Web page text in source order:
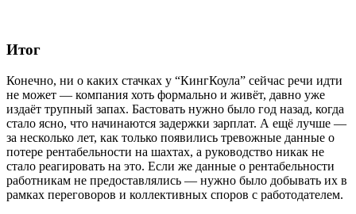
Итог
Конечно, ни о каких стачках у “КингКоула” сейчас речи идти
не может — компания хоть формально и живёт, давно уже
издаёт трупный запах. Бастовать нужно было год назад, когда
стало ясно, что начинаются задержки зарплат. А ещё лучше —
за несколько лет, как только появились тревожные данные о
потере рентабельности на шахтах, а руководство никак не
стало реагировать на это. Если же данные о рентабельности
работникам не предоставлялись — нужно было добывать их в
рамках переговоров и коллективных споров с работодателем.